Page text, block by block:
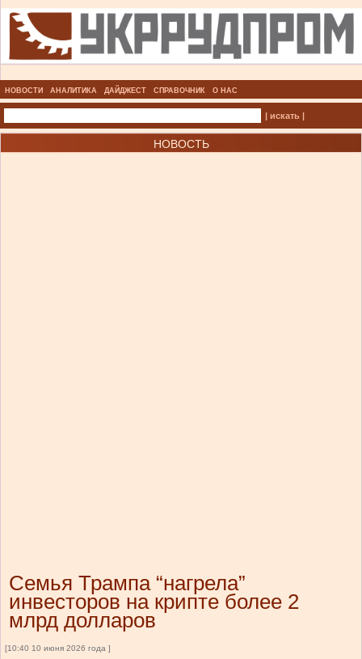
НОВОСТИ АНАЛИТИКА ДАЙДЖЕСТ СПРАВОЧНИК О НАС
| искать |
НОВОСТЬ
Семья Трампа “нагрела”
инвесторов на крипте более 2
млрд долларов
[10:40 10 июня 2026 года ]